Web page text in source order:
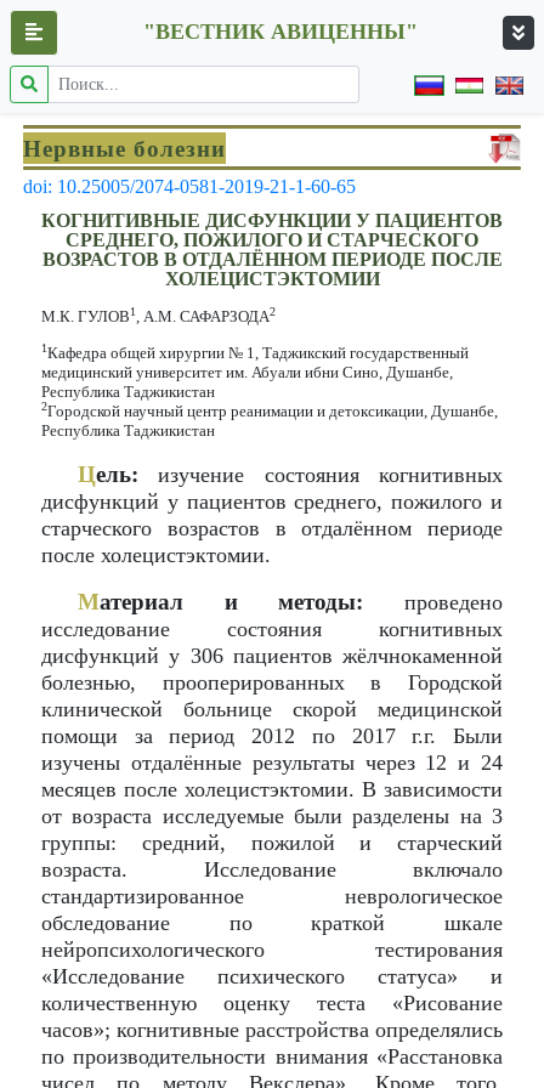
"ВЕСТНИК АВИЦЕННЫ"
Нервные болезни
doi: 10.25005/2074-0581-2019-21-1-60-65
КОГНИТИВНЫЕ ДИСФУНКЦИИ У ПАЦИЕНТОВ
СРЕДНЕГО, ПОЖИЛОГО И СТАРЧЕСКОГО
ВОЗРАСТОВ В ОТДАЛЁННОМ ПЕРИОДЕ ПОСЛЕ
ХОЛЕЦИСТЭКТОМИИ
М.К. ГУЛОВ1, А.М. САФАРЗОДА2
1Кафедра общей хирургии № 1, Таджикский государственный
медицинский университет им. Абуали ибни Сино, Душанбе,
Республика Таджикистан
2Городской научный центр реанимации и детоксикации, Душанбе,
Республика Таджикистан
Цель: изучение состояния когнитивных
дисфункций у пациентов среднего, пожилого и
старческого возрастов в отдалённом периоде
после холецистэктомии.
Материал и методы: проведено
исследование состояния когнитивных
дисфункций у 306 пациентов жёлчнокаменной
болезнью, прооперированных в Городской
клинической больнице скорой медицинской
помощи за период 2012 по 2017 г.г. Были
изучены отдалённые результаты через 12 и 24
месяцев после холецистэктомии. В зависимости
от возраста исследуемые были разделены на 3
группы: средний, пожилой и старческий
возраста. Исследование включало
стандартизированное неврологическое
обследование по краткой шкале
нейропсихологического тестирования
«Исследование психического статуса» и
количественную оценку теста «Рисование
часов»; когнитивные расстройства определялись
по производительности внимания «Расстановка
чисел по методу Векслера». Кроме того,